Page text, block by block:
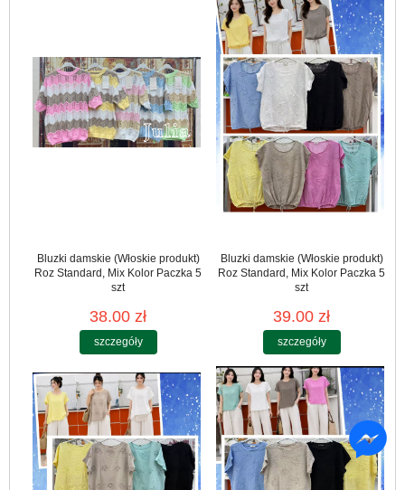
Bluzki damskie (Włoskie produkt)
Roz Standard, Mix Kolor Paczka 5
szt
38.00 zł
szczegóły
Bluzki damskie (Włoskie produkt)
Roz Standard, Mix Kolor Paczka 5
szt
39.00 zł
szczegóły